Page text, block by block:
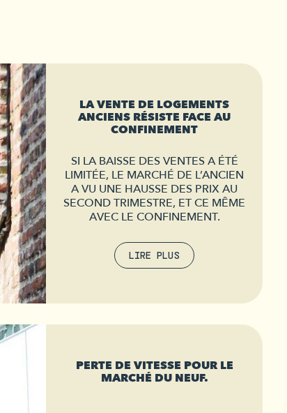
LA VENTE DE LOGEMENTS
ANCIENS RÉSISTE FACE AU
CONFINEMENT
SI LA BAISSE DES VENTES A ÉTÉ
LIMITÉE, LE MARCHÉ DE L’ANCIEN
A VU UNE HAUSSE DES PRIX AU
SECOND TRIMESTRE, ET CE MÊME
AVEC LE CONFINEMENT.
LIRE PLUS
PERTE DE VITESSE POUR LE
MARCHÉ DU NEUF.